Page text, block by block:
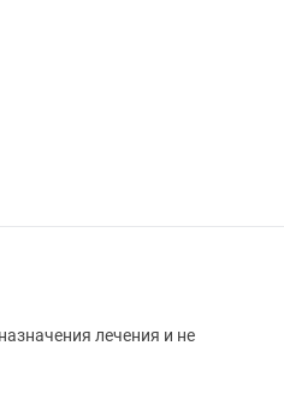
лечения и не